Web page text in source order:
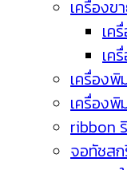
เครื่องข
เค
เค
เครื่องพิ
เครื่องพิ
ribbon
จอทัชส